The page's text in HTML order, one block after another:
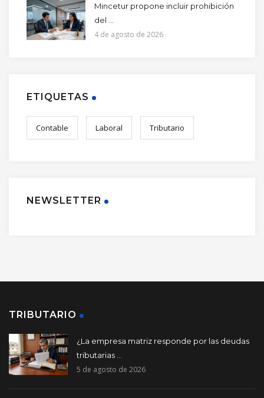
Mincetur propone incluir prohibición
del ...
4 de agosto de 2026
ETIQUETAS
Contable Laboral Tributario
NEWSLETTER
TRIBUTARIO
¿La empresa matriz responde por las deudas
tributarias ...
5 de agosto de 2026